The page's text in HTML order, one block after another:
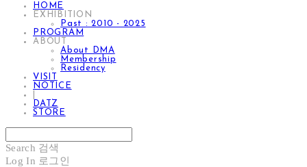
HOME
EXHIBITION
Past : 2010 - 2025
PROGRAM
ABOUT
About DMA
Membership
Residency
VISIT
NOTICE
DATZ
STORE
Search 검색
Log In 로그인